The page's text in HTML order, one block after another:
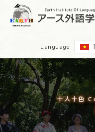
Language
十人十色